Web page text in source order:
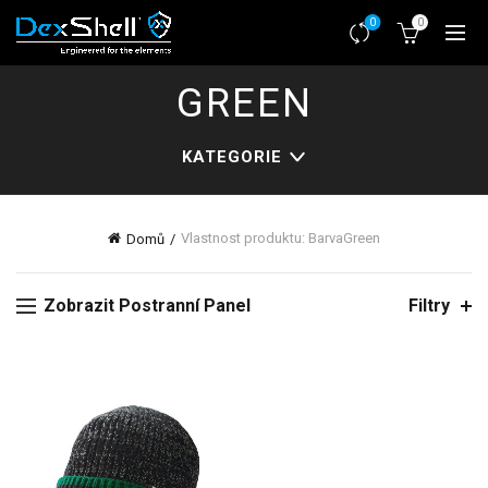
0 0
GREEN
KATEGORIE
Domů Vlastnost produktu: BarvaGreen
Zobrazit Postranní Panel Filtry